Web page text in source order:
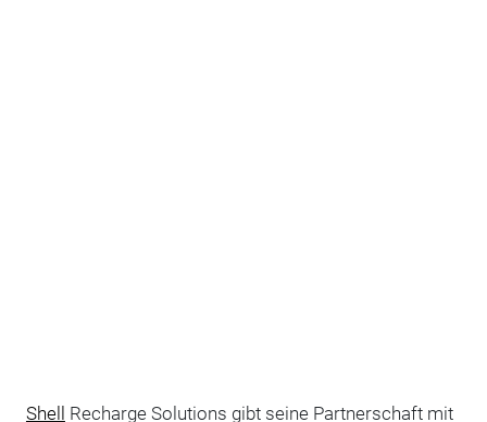
Shell Recharge Solutions gibt seine Partnerschaft mit